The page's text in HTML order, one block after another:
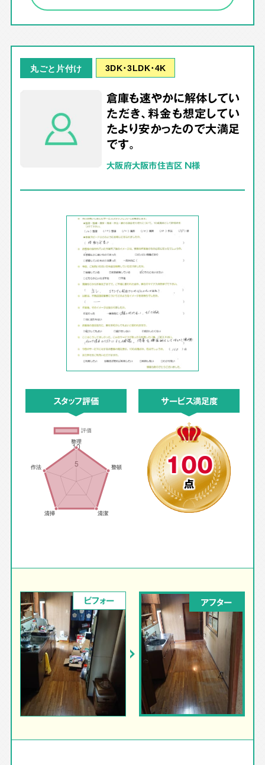
丸ごと片付け 3DK･3LDK･4K
倉庫も速やかに解体してい
ただき、料金も想定してい
たより安かったので大満足
です。
大阪府大阪市住吉区 N様
スタッフ評価 サービス満足度
100
点
ビフォー アフター